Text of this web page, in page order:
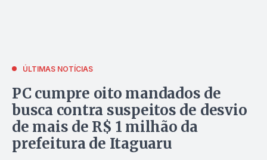
ÚLTIMAS NOTÍCIAS
PC cumpre oito mandados de
busca contra suspeitos de desvio
de mais de R$ 1 milhão da
prefeitura de Itaguaru